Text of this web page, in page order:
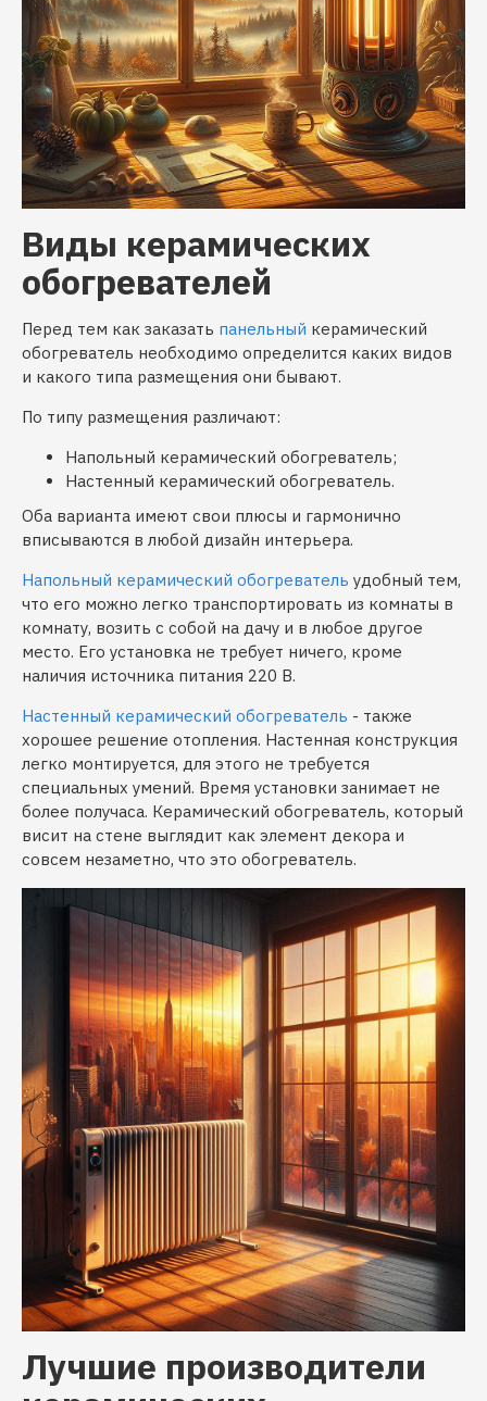
Виды керамических
обогревателей
Перед тем как заказать панельный керамический
обогреватель необходимо определится каких видов
и какого типа размещения они бывают.
По типу размещения различают:
Напольный керамический обогреватель;
Настенный керамический обогреватель.
Оба варианта имеют свои плюсы и гармонично
вписываются в любой дизайн интерьера.
Напольный керамический обогреватель удобный тем,
что его можно легко транспортировать из комнаты в
комнату, возить с собой на дачу и в любое другое
место. Его установка не требует ничего, кроме
наличия источника питания 220 В.
Настенный керамический обогреватель - также
хорошее решение отопления. Настенная конструкция
легко монтируется, для этого не требуется
специальных умений. Время установки занимает не
более получаса. Керамический обогреватель, который
висит на стене выглядит как элемент декора и
совсем незаметно, что это обогреватель.
Лучшие производители